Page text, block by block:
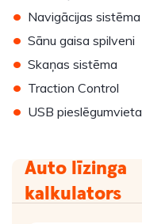
• Navigācijas sistēma
• Sānu gaisa spilveni
• Skaņas sistēma
• Traction Control
• USB pieslēgumvieta